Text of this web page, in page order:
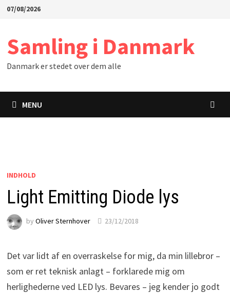
Skip07/08/2026
Samling i Danmark
Danmark er stedet over dem alle
MENU
INDHOLD
Light Emitting Diode lys
by Oliver Sternhover 23/12/2018
Det var lidt af en overraskelse for mig, da min lillebror –
som er ret teknisk anlagt – forklarede mig om
herlighederne ved LED lys. Bevares – jeg kender jo godt